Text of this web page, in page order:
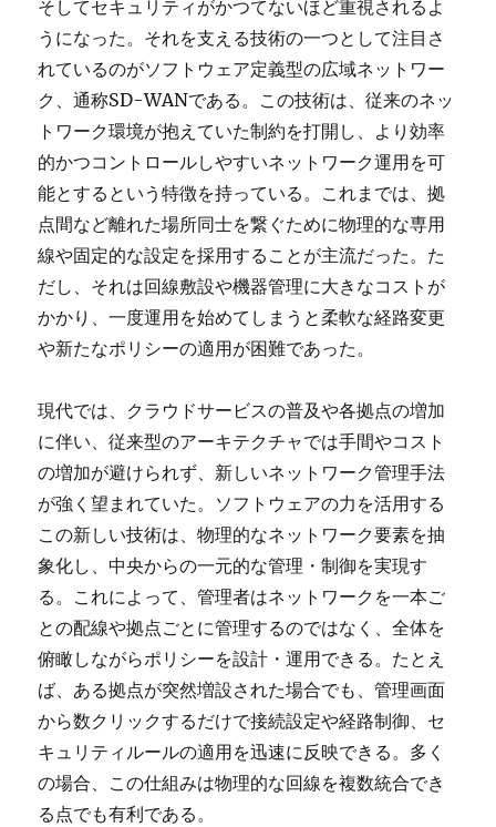
そしてセキュリティがかつてないほど重視されるよ
うになった。 それを支える技術の一つとして注目さ
れているのがソフトウェア定義型の広域ネットワー
ク、通称SD-WANである。この技術は、従来のネッ
トワーク環境が抱えていた制約を打開し、より効率
的かつコントロールしやすいネットワーク運用を可
能とするという特徴を持っている。これまでは、拠
点間など離れた場所同士を繋ぐために物理的な専用
線や固定的な設定を採用することが主流だった。た
だし、それは回線敷設や機器管理に大きなコストが
かかり、一度運用を始めてしまうと柔軟な経路変更
や新たなポリシーの適用が困難であった。
現代では、クラウドサービスの普及や各拠点の増加
に伴い、従来型のアーキテクチャでは手間やコスト
の増加が避けられず、新しいネットワーク管理手法
が強く望まれていた。ソフトウェアの力を活用する
この新しい技術は、物理的なネットワーク要素を抽
象化し、中央からの一元的な管理・制御を実現す
る。これによって、管理者はネットワークを一本ご
との配線や拠点ごとに管理するのではなく、全体を
俯瞰しながらポリシーを設計・運用できる。たとえ
ば、ある拠点が突然増設された場合でも、管理画面
から数クリックするだけで接続設定や経路制御、セ
キュリティルールの適用を迅速に反映できる。多く
の場合、この仕組みは物理的な回線を複数統合でき
る点でも有利である。